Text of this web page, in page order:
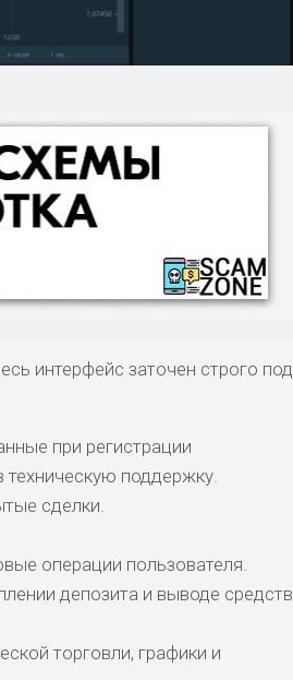
БЮДЖЕТ
КОМЕНТАРИ
И
ОБЗОР
ВЫСОКИ
Й
интерфейс заточен строго под
при регистрации
поддержку.
сделки.
операции пользователя.
депозита и выводе средств
торговли, графики и